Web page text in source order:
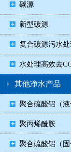
碳源
新型碳源
复合碳源污水
水处理高效去
其他净水产品
聚合硫酸铝（液
聚丙烯酰胺
聚合硫酸铝（固